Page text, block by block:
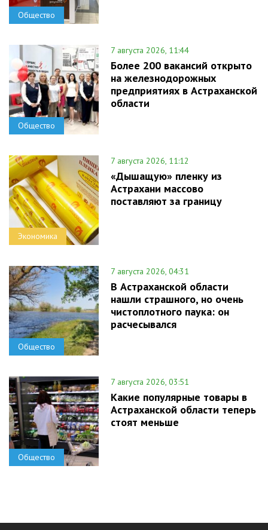
Общество
Общество
7 августа 2026, 11:44
Более 200 вакансий открыто
на железнодорожных
предприятиях в Астраханской
области
Экономика
7 августа 2026, 11:12
«Дышащую» пленку из
Астрахани массово
поставляют за границу
Общество
7 августа 2026, 04:31
В Астраханской области
нашли страшного, но очень
чистоплотного паука: он
расчесывался
Общество
7 августа 2026, 03:51
Какие популярные товары в
Астраханской области теперь
стоят меньше